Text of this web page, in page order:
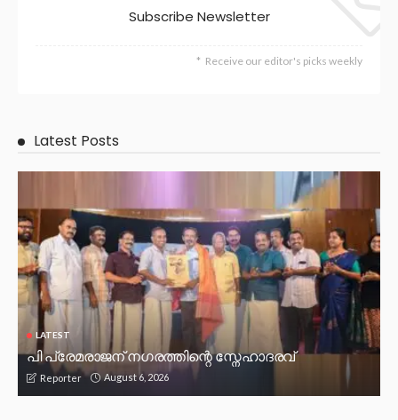
Subscribe Newsletter
Receive our editor's picks weekly
Latest Posts
LATEST
പി പ്രേമരാജന് നഗരത്തിന്റെ സ്നേഹാദരവ്
Reporter August 6, 2026